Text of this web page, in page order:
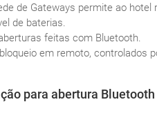
de Gateways permite ao
de baterias.
feitas com Bluetooth.
em remoto, controlados
para abertura Bluetooth